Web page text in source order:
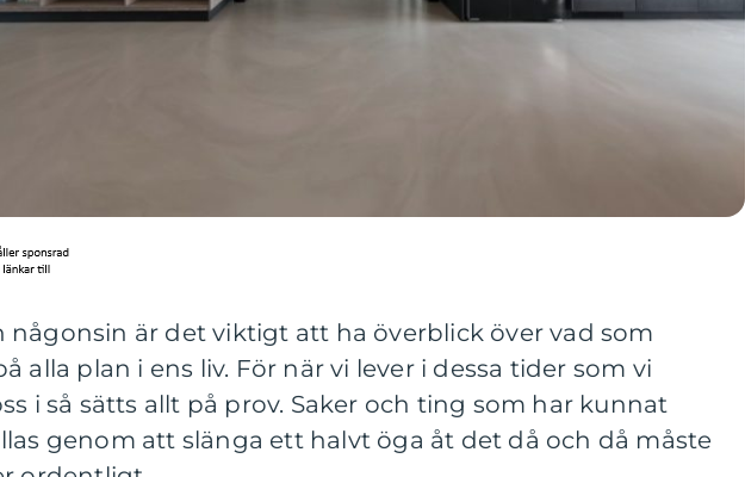
någonsin är det viktigt att ha överblick över vad som
alla plan i ens liv. För när vi lever i dessa tider som vi
i så sätts allt på prov. Saker och ting som har kunnat
genom att slänga ett halvt öga åt det då och då måste